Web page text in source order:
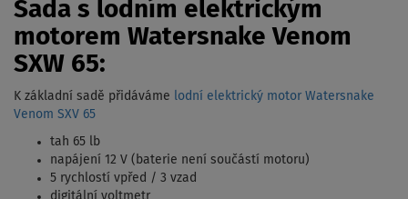
Sada s lodním elektrickým
motorem Watersnake Venom
SXW 65:
K základní sadě přidáváme lodní elektrický motor Watersnake
Venom SXV 65
tah 65 lb
napájení 12 V (baterie není součástí motoru)
5 rychlostí vpřed / 3 vzad